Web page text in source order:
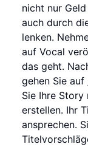
nicht nur
auch durch
lenken.
auf Vocal
das geht.
gehen Sie auf
Sie Ihre
erstellen. Ihr
ansprechen.